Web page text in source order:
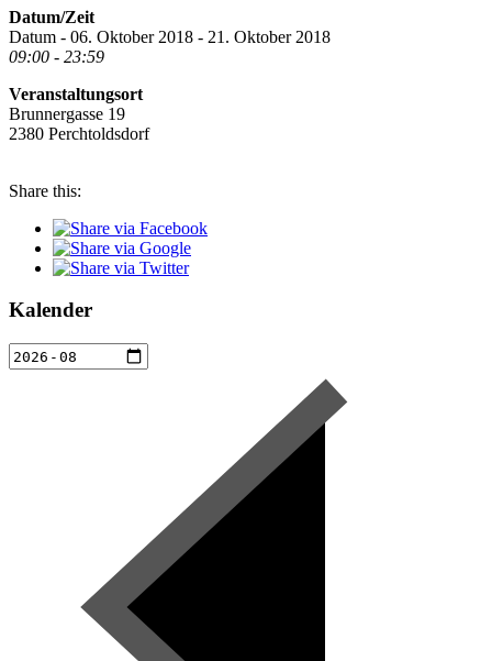
Datum/Zeit
Datum - 06. Oktober 2018 - 21. Oktober 2018
09:00 - 23:59
Veranstaltungsort
Brunnergasse 19
2380 Perchtoldsdorf
Share this:
Kalender